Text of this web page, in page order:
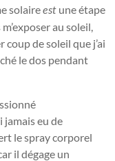
solaireest une étape
au soleil,
de soleil que j’ai
le dos pendant
jamais eu de
le spray corporel
il dégage un